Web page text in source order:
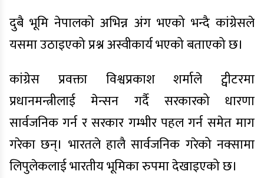
दुबै भूमि नेपालको अभिन्न अंग भएको भन्दै कांग्रेसले
यसमा उठाइएको प्रश्न अस्वीकार्य भएको बताएको छ।
कांग्रेस प्रवक्ता विश्वप्रकाश शर्माले ट्वीटरमा
प्रधानमन्त्रीलाई मेन्सन गर्दै सरकारको धारणा
सार्वजनिक गर्न र सरकार गम्भीर पहल गर्न समेत माग
गरेका छन्। भारतले हालै सार्वजनिक गरेको नक्सामा
लिपुलेकलाई भारतीय भूमिका रुपमा देखाइएको छ।